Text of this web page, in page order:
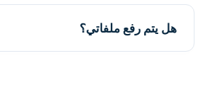
هل يتم رفع ملفاتي؟